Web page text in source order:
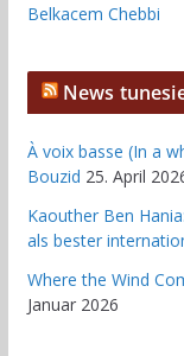
Belkacem Chebbi
News
À voix basse (In a
Bouzid 25. April
Kaouther Ben
als bester
Where the Wind
Januar 2026